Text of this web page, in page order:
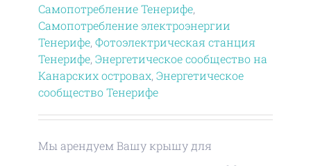
Самопотребление Тенерифе,
Самопотребление электроэнергии
Тенерифе, Фотоэлектрическая станция
Тенерифе, Энергетическое сообщество на
Канарских островах, Энергетическое
сообщество Тенерифе
Мы арендуем Вашу крышу для